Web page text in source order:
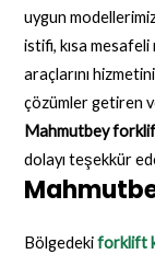
uygun
istifi, kısa
araçlarını
çözümler getiren
Mahmutbey
dolayı teşekkür
Bölgedekiforklift